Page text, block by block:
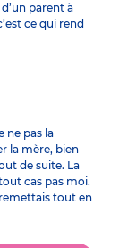
parent à
ce qui rend
ne pas la
la mère, bien
de suite. La
cas pas moi.
tout en